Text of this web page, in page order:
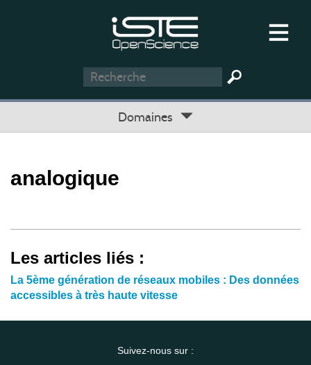
Domaines
analogique
Les articles liés :
La 5ème génération de réseaux mobiles : Des données
accessibles à très haute vitesse
Suivez-nous sur :